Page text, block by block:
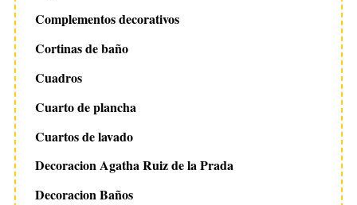
Complementos decorativos
Cortinas de baño
Cuadros
Cuarto de plancha
Cuartos de lavado
Decoracion Agatha Ruiz de la Prada
Decoracion Baños